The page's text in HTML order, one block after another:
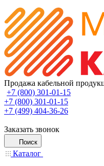
Продажа кабельной
+7 (800) 301-01-15
+7 (800) 301-01-15
+7 (499) 404-36-26
Заказать звонок
Поиск
Каталог